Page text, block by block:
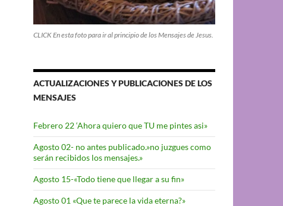
CLICK En esta foto para ir al principio de los Mensajes de Jesus.
ACTUALIZACIONES Y PUBLICACIONES DE LOS
MENSAJES
Febrero 22 ‘Ahora quiero que TU me pintes asi»
Agosto 02- no antes publicado.»no juzgues como
serán recibidos los mensajes.»
Agosto 15-«Todo tiene que llegar a su fin»
Agosto 01 «Que te parece la vida eterna?»